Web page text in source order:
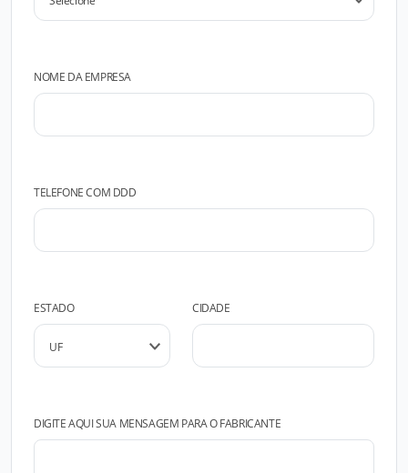
NOME DA EMPRESA
TELEFONE COM DDD
ESTADO CIDADE
DIGITE AQUI SUA MENSAGEM PARA O FABRICANTE